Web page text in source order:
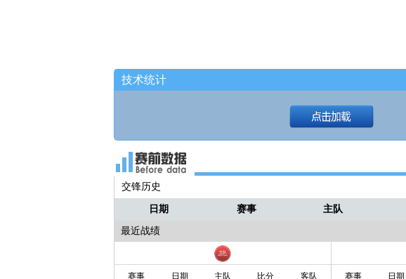
技术统计
交锋历史
日期 赛事 主队
最近战绩
赛事 日期 主队 比分 客队 赛事 日期